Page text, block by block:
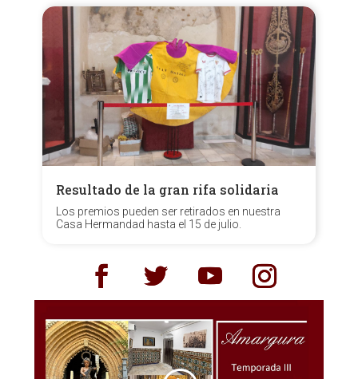
Resultado de la gran rifa solidaria
Los premios pueden ser retirados en nuestra
Casa Hermandad hasta el 15 de julio.